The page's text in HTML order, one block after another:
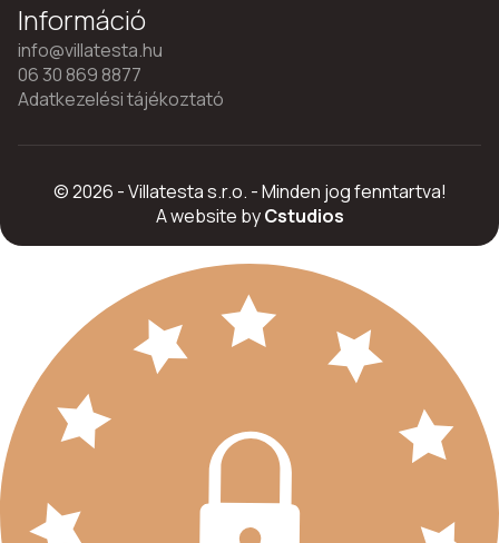
Információ
info@villatesta.hu
06 30 869 8877
Adatkezelési tájékoztató
© 2026 - Villatesta s.r.o. - Minden jog fenntartva!
A website byCstudios